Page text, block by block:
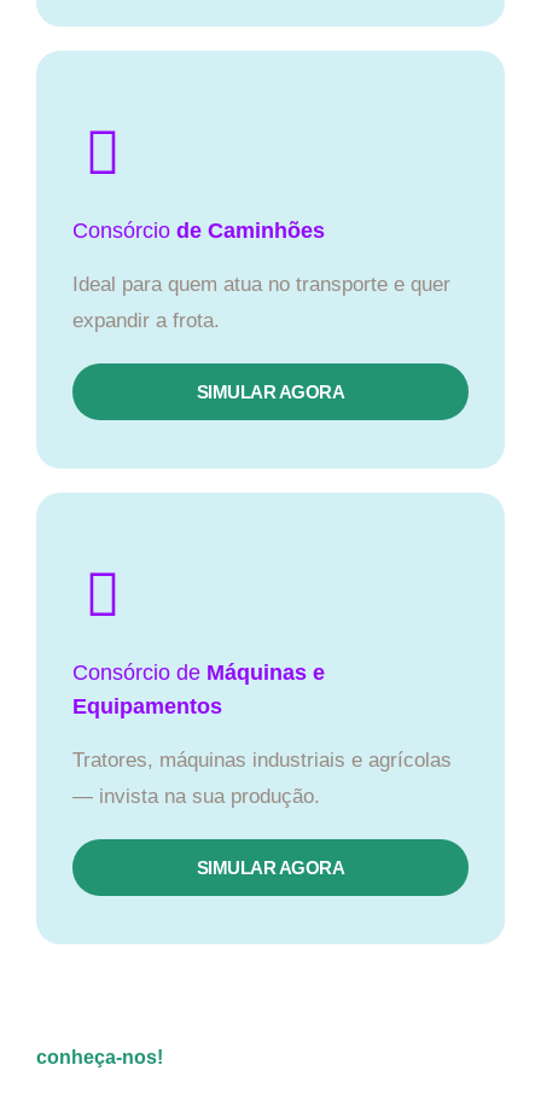
Consórcio de Caminhões
Ideal para quem atua no transporte e quer
expandir a frota.
SIMULAR AGORA
Consórcio de Máquinas e
Equipamentos
Tratores, máquinas industriais e agrícolas
— invista na sua produção.
SIMULAR AGORA
conheça-nos!